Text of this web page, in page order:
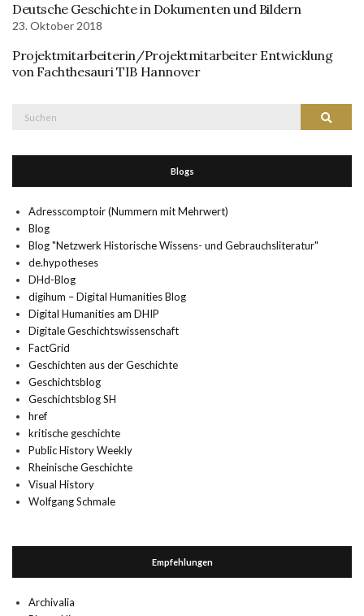
Deutsche Geschichte in Dokumenten und Bildern
23. Oktober 2018
Projektmitarbeiterin/Projektmitarbeiter Entwicklung
von Fachthesauri TIB Hannover
Suchen
Blogs
Adresscomptoir (Nummern mit Mehrwert)
Blog
Blog "Netzwerk Historische Wissens- und Gebrauchsliteratur"
de.hypotheses
DHd-Blog
digihum – Digital Humanities Blog
Digital Humanities am DHIP
Digitale Geschichtswissenschaft
FactGrid
Geschichten aus der Geschichte
Geschichtsblog
Geschichtsblog SH
href
kritische geschichte
Public History Weekly
Rheinische Geschichte
Visual History
Wolfgang Schmale
Empfehlungen
Archivalia